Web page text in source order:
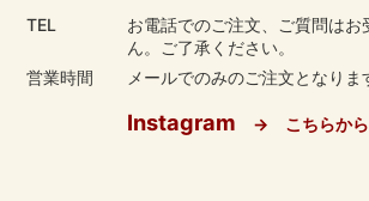
TEL
お電話でのご注文、ご質問はお
ん。ご了承くだ
営業時間
メールでのみのご注文となり
Instagram → こちらから